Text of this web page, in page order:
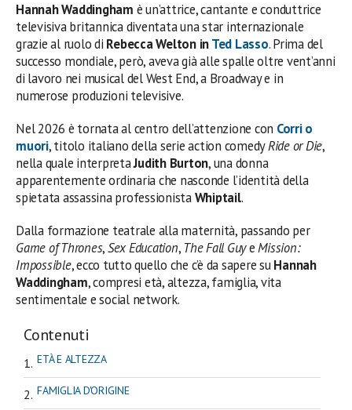
Hannah Waddingham è un’attrice, cantante e conduttrice
televisiva britannica diventata una star internazionale
grazie al ruolo di Rebecca Welton inTed Lasso. Prima del
successo mondiale, però, aveva già alle spalle oltre vent’anni
di lavoro nei musical del West End, a Broadway e in
numerose produzioni televisive.
Nel 2026 è tornata al centro dell’attenzione con Corri o
muori, titolo italiano della serie action comedyRide or Die,
nella quale interpretaJudith Burton, una donna
apparentemente ordinaria che nasconde l’identità della
spietata assassina professionistaWhiptail.
Dalla formazione teatrale alla maternità, passando per
Game of Thrones,Sex Education, The Fall GuyeMission:
Impossible, ecco tutto quello che c’è da sapere suHannah
Waddingham, compresi età, altezza, famiglia, vita
sentimentale e social network.
Contenuti
ETÀ E ALTEZZA
FAMIGLIA D'ORIGINE